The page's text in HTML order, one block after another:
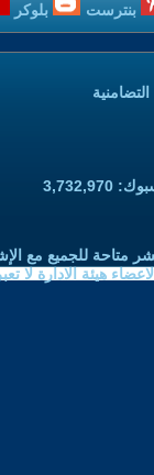
بنترست بلوكر
متاحة للجميع مع
هيئة الادارة لا